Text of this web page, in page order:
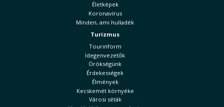
Életképek
Koronavírus
Minden, ami hulladék
Turizmus
Tourinform
Idegenvezetők
Örökségünk
Érdekességek
Élmények
Kecskemét környéke
Városi séták